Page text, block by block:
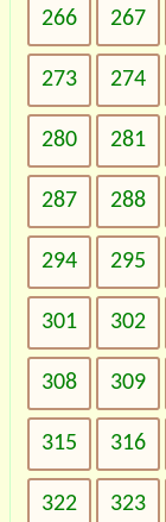
266 267
273 274
280 281
287 288
294 295
301 302
308 309
315 316
322 323